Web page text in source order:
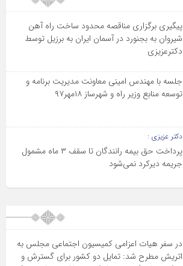
پیگیری برگزاری مناقصه محدود ساخت راه آهن
شیروان به بجنورد در آسمان ایران به برزیل توسط
دکترعزیزی
جلسه با مهندس امینی معاونت مدیریت برنامه و
توسعه منابع وزیر راه و شهرساز ۱۸مهر۹۷
دکتر عزیزی :
پرداخت حق بیمه رانندگان تا سقف ۳ ماه مشمول
جریمه دیرکرد نمی‌شود
در سفر هیات اعزامی کمیسیون اجتماعی مجلس به
اتریش مطرح شد: تمایل دو کشور برای گسترش و